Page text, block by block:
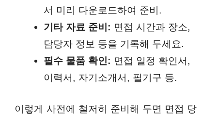
서 미리 다운로드하여 준비.
기타 자료 준비: 면접 시간과 장소,
담당자 정보 등을 기록해 두세요.
필수 물품 확인: 면접 일정 확인서,
이력서, 자기소개서, 필기구 등.
이렇게 사전에 철저히 준비해 두면 면접 당